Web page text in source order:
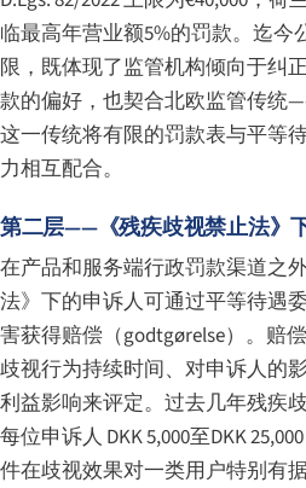
临最高年营业额5%的罚款。迄今
限，既体现了监管机构倾向于纠
款的偏好，也契合北欧监管传
这一传统将有限的罚款表与平等
力相互配合。
第二层——《残疾歧视禁止法》
在产品和服务端行政罚款渠道之
法》下的申诉人可通过平等待遇
害获得赔偿（godtgørelse）。赔
歧视行为持续时间、对申诉人的
利益影响来评定。过去几年残疾
每位申诉人 DKK 5,000至DKK
件在歧视效果对一类用户特别有